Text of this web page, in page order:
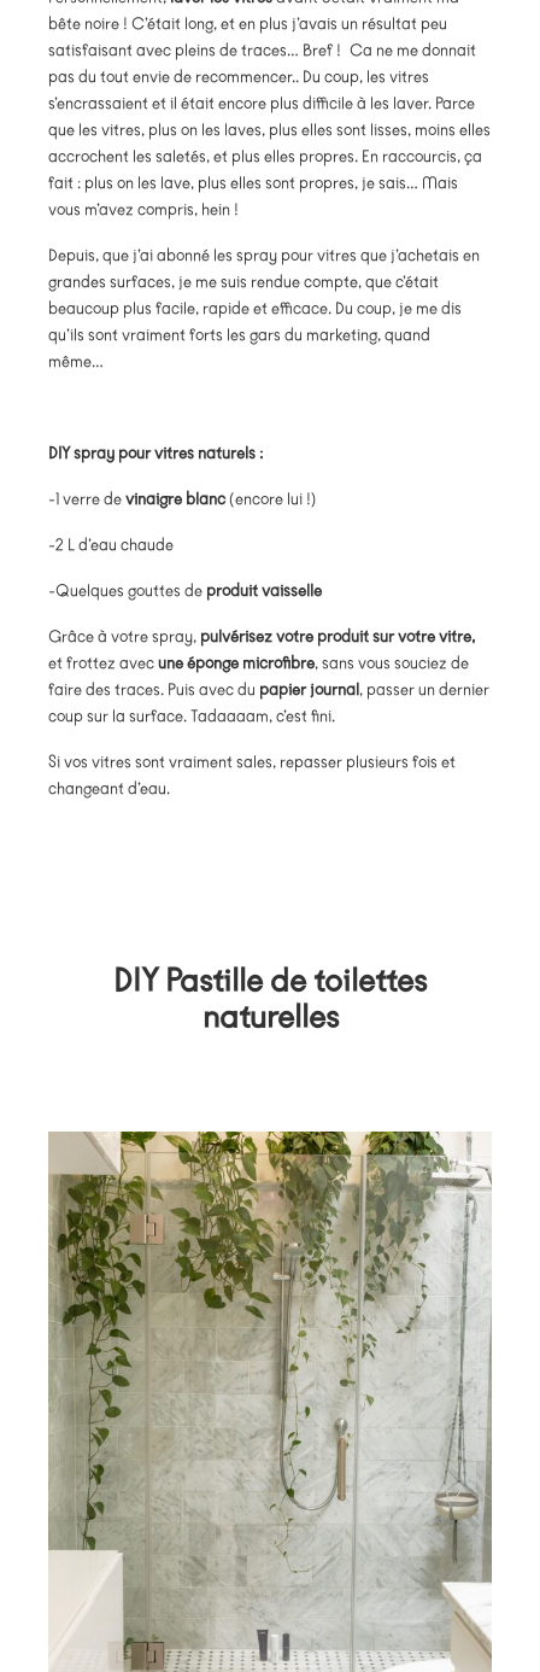
bête noire ! C’était long, et en plus j’avais un résultat peu
satisfaisant avec pleins de traces… Bref ! Ca ne me donnait
pas du tout envie de recommencer.. Du coup, les vitres
s’encrassaient et il était encore plus difficile à les laver. Parce
que les vitres, plus on les laves, plus elles sont lisses, moins elles
accrochent les saletés, et plus elles propres. En raccourcis, ça
fait : plus on les lave, plus elles sont propres, je sais… Mais
vous m’avez compris, hein !
Depuis, que j’ai abonné les spray pour vitres que j’achetais en
grandes surfaces, je me suis rendue compte, que c’était
beaucoup plus facile, rapide et efficace. Du coup, je me dis
qu’ils sont vraiment forts les gars du marketing, quand
même…
DIY spray pour vitres naturels :
-1 verre devinaigre blanc(encore lui !)
-2 L d’eau chaude
-Quelques gouttes de produit vaisselle
Grâce à votre spray, pulvérisez votre produit sur votre vitre,
et frottez avecune éponge microfibre, sans vous souciez de
faire des traces. Puis avec du papier journal, passer un dernier
coup sur la surface. Tadaaaam, c’est fini.
Si vos vitres sont vraiment sales, repasser plusieurs fois et
changeant d’eau.
DIY Pastille de toilettes
naturelles